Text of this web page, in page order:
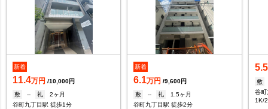
新着
11.4万円 /10,000円
敷
-- 礼
2ヶ月
谷町九丁目駅 徒歩1分
新着
6.1万円 /9,600円
敷
-- 礼
1.5ヶ月
谷町九丁目駅 徒歩2分
5.5
敷
谷町
1K/